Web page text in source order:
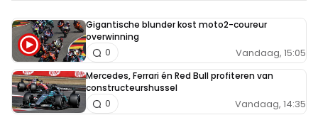
Gigantische blunder kost moto2-coureur
overwinning
Vandaag, 15:05
0
Mercedes, Ferrari én Red Bull profiteren van
constructeurshussel
Vandaag, 14:35
0